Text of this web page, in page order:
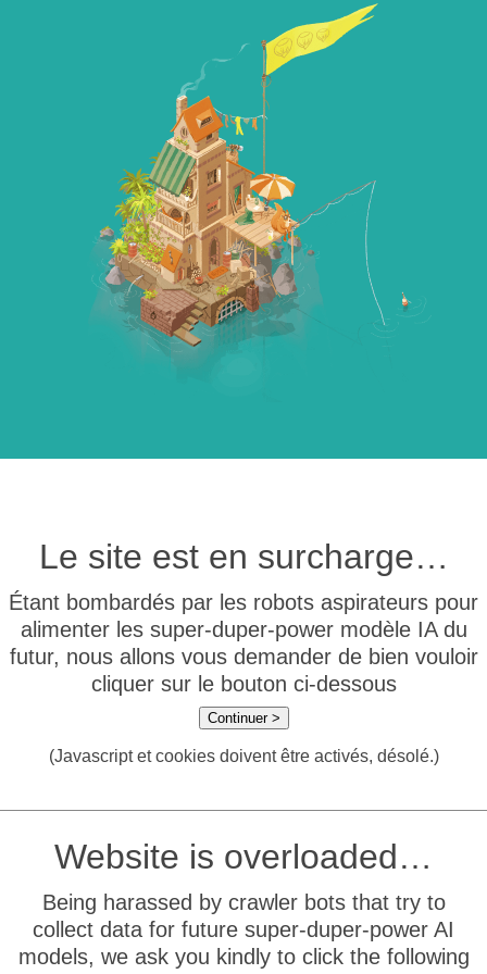
Le site est en surcharge…
Étant bombardés par les robots aspirateurs pour
alimenter les super-duper-power modèle IA du
futur, nous allons vous demander de bien vouloir
cliquer sur le bouton ci-dessous
Continuer >
(Javascript et cookies doivent être activés, désolé.)
Website is overloaded…
Being harassed by crawler bots that try to
collect data for future super-duper-power AI
models, we ask you kindly to click the following